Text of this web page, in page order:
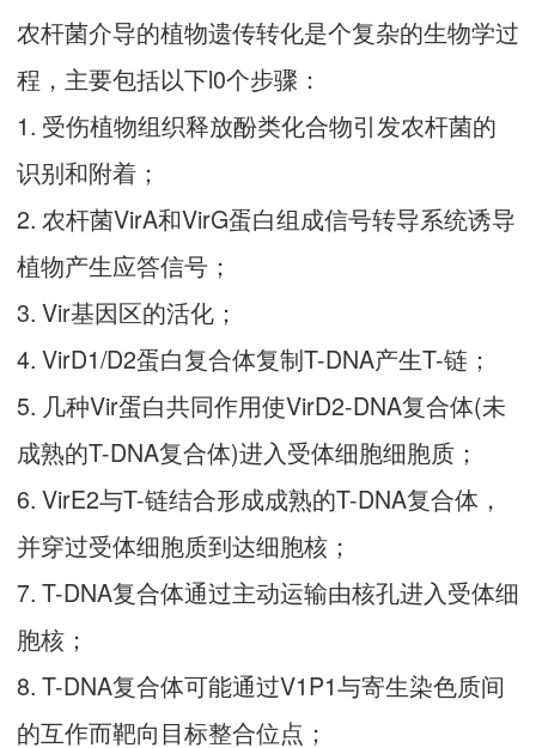
农杆菌介导的植物遗传转化是个复杂的生物学过
程，主要包括以下l0个步骤：
1. 受伤植物组织释放酚类化合物引发农杆菌的
识别和附着；
2. 农杆菌VirA和VirG蛋白组成信号转导系统诱导
植物产生应答信号；
3. Vir基因区的活化；
4. VirD1/D2蛋白复合体复制T-DNA产生T-链；
5. 几种Vir蛋白共同作用使VirD2-DNA复合体(未
成熟的T-DNA复合体)进入受体细胞细胞质；
6. VirE2与T-链结合形成成熟的T-DNA复合体，
并穿过受体细胞质到达细胞核；
7. T-DNA复合体通过主动运输由核孔进入受体细
胞核；
8. T-DNA复合体可能通过V1P1与寄生染色质间
的互作而靶向目标整合位点；